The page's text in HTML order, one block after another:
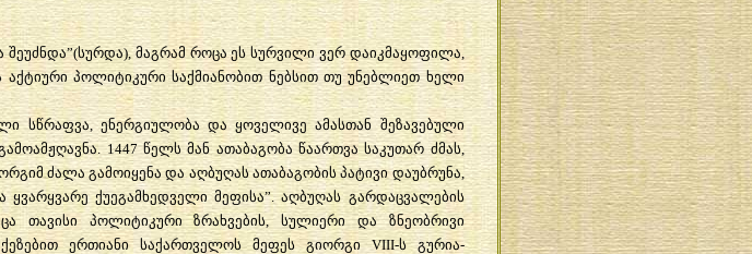
შეუძნდა”(სურდა), მაგრამ როცა ეს სურვილი ვერ დაიკმაყოფილა,
აქტიური პოლიტიკური საქმიანობით ნებსით თუ უნებლიეთ ხელი
სწრაფვა,ენერგიულობა და ყოველივე ამასთან შეზავებული
. 1447წელს მან ათაბაგობა წაართვა საკუთარ ძმას,
ძალა გამოიყენა და აღბუღას ათაბაგობის პატივი დაუბრუნა
ყვარყვარე ქუეგამხედველი მეფისა”.აღბუღას გარდაცვალების
თავისი პოლიტიკური ზრახვების,სულიერი და
ზნეობრივი
ერთიანი საქართველოს მეფეს გიორგიVIII-ს გურია-